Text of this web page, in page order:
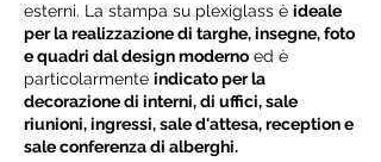
esterni. La stampa su plexiglass è ideale
per la realizzazione di targhe, insegne, foto
e quadri dal design moderno ed è
particolarmente indicato per la
decorazione di interni, di uffici, sale
riunioni, ingressi, sale d'attesa, reception e
sale conferenza di alberghi.